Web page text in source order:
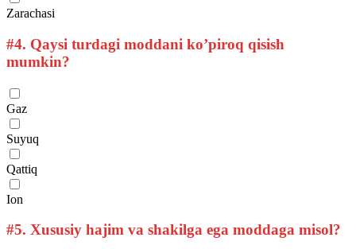
Zarachasi
#4. Qaysi turdagi moddani ko’piroq qisish
mumkin?
Gaz
Suyuq
Qattiq
Ion
#5. Xususiy hajim va shakilga ega moddaga misol?